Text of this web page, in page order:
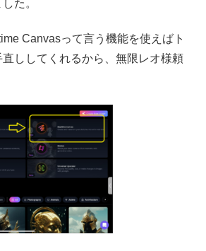
た。
Canvasって言う機能を使えばト
ししてくれるから、無限レオ様頼